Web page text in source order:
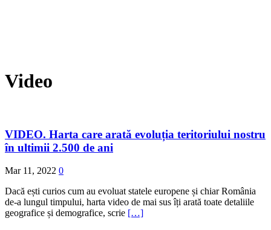
Video
VIDEO. Harta care arată evoluția teritoriului nostru
în ultimii 2.500 de ani
Mar 11, 2022 0
Dacă ești curios cum au evoluat statele europene și chiar România
de-a lungul timpului, harta video de mai sus îți arată toate detaliile
geografice și demografice, scrie […]